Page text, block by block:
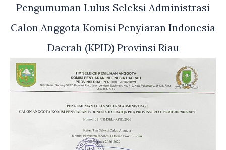
Pengumuman Lulus Seleksi Administrasi
Calon Anggota Komisi Penyiaran Indonesia
Daerah (KPID) Provinsi Riau